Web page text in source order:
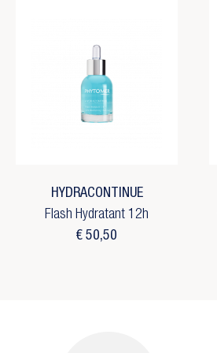
HYDRACONTINUE
Flash Hydratant 12h
€ 50,50